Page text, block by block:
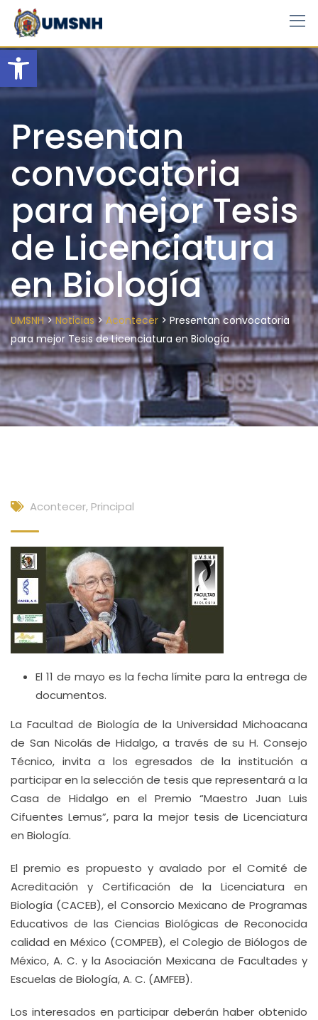
Open toolbar
Skip
content
Presentan
convocatoria
para mejor Tesis
de Licenciatura
en Biología
UMSNH>Noticias> Acontecer > Presentan convocatoria
para mejor Tesis de Licenciatura en Biología
Acontecer, Principal
El 11 de mayo es la fecha límite para la entrega de
documentos.
La Facultad de Biología de la Universidad Michoacana
de San Nicolás de Hidalgo, a través de su H. Consejo
Técnico, invita a los egresados de la institución a
participar en la selección de tesis que representará a la
Casa de Hidalgo en el Premio “Maestro Juan Luis
Cifuentes Lemus”, para la mejor tesis de Licenciatura
en Biología.
El premio es propuesto y avalado por el Comité de
Acreditación y Certificación de la Licenciatura en
Biología (CACEB), el Consorcio Mexicano de Programas
Educativos de las Ciencias Biológicas de Reconocida
calidad en México (COMPEB), el Colegio de Biólogos de
México, A. C. y la Asociación Mexicana de Facultades y
Escuelas de Biología, A. C. (AMFEB).
Los interesados en participar deberán haber obtenido